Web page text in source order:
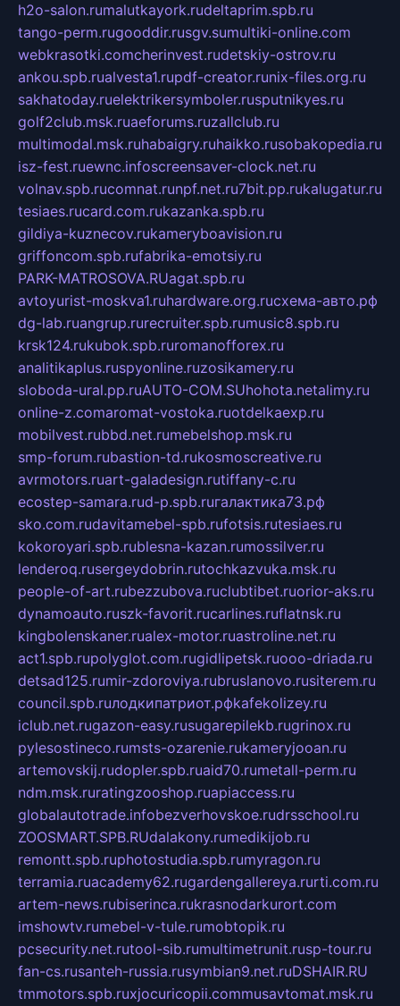
h2o-salon.rumalutkayork.rudeltaprim.spb.ru
tango-perm.rugooddir.rusgv.sumultiki-online.com
webkrasotki.comcherinvest.rudetskiy-ostrov.ru
ankou.spb.rualvesta1.rupdf-creator.runix-files.org.ru
sakhatoday.ruelektrikersymboler.rusputnikyes.ru
golf2club.msk.ruaeforums.ruzallclub.ru
multimodal.msk.ruhabaigry.ruhaikko.rusobakopedia.ru
isz-fest.ruewnc.infoscreensaver-clock.net.ru
volnav.spb.rucomnat.runpf.net.ru7bit.pp.rukalugatur.ru
tesiaes.rucard.com.rukazanka.spb.ru
gildiya-kuznecov.rukameryboavision.ru
griffoncom.spb.rufabrika-emotsiy.ru
PARK-MATROSOVA.RUagat.spb.ru
avtoyurist-moskva1.ruhardware.org.ruсхема-авто.рф
dg-lab.ruangrup.rurecruiter.spb.rumusic8.spb.ru
krsk124.rukubok.spb.ruromanofforex.ru
analitikaplus.ruspyonline.ruzosikamery.ru
sloboda-ural.pp.ruAUTO-COM.SUhohota.netalimy.ru
online-z.comaromat-vostoka.ruotdelkaexp.ru
mobilvest.rubbd.net.rumebelshop.msk.ru
smp-forum.rubastion-td.rukosmoscreative.ru
avrmotors.ruart-galadesign.rutiffany-c.ru
ecostep-samara.rud-p.spb.ruгалактика73.рф
sko.com.rudavitamebel-spb.rufotsis.rutesiaes.ru
kokoroyari.spb.rublesna-kazan.rumossilver.ru
lenderoq.rusergeydobrin.rutochkazvuka.msk.ru
people-of-art.rubezzubova.ruclubtibet.ruorior-aks.ru
dynamoauto.ruszk-favorit.rucarlines.ruflatnsk.ru
kingbolenskaner.rualex-motor.ruastroline.net.ru
act1.spb.rupolyglot.com.rugidlipetsk.ruooo-driada.ru
detsad125.rumir-zdoroviya.rubruslanovo.rusiterem.ru
council.spb.ruлодкипатриот.рфkafekolizey.ru
iclub.net.rugazon-easy.rusugarepilekb.rugrinox.ru
pylesostineco.rumsts-ozarenie.rukameryjooan.ru
artemovskij.rudopler.spb.ruaid70.rumetall-perm.ru
ndm.msk.ruratingzooshop.ruapiaccess.ru
globalautotrade.infobezverhovskoe.rudrsschool.ru
ZOOSMART.SPB.RUdalakony.rumedikijob.ru
remontt.spb.ruphotostudia.spb.rumyragon.ru
terramia.ruacademy62.rugardengallereya.rurti.com.ru
artem-news.rubiserinca.rukrasnodarkurort.com
imshowtv.rumebel-v-tule.rumobtopik.ru
pcsecurity.net.rutool-sib.rumultimetrunit.rusp-tour.ru
fan-cs.rusanteh-russia.rusymbian9.net.ruDSHAIR.RU
tmmotors.spb.ruxjocuricopii.commusavtomat.msk.ru